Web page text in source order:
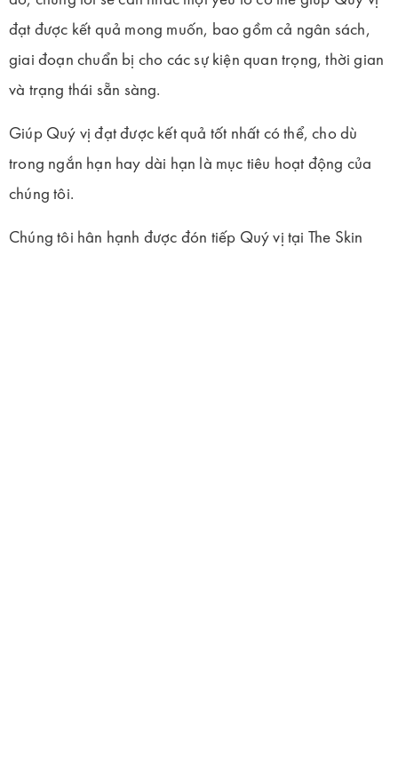
đạt được kết quả mong muốn, bao gồm cả ngân sách,
giai đoạn chuẩn bị cho các sự kiện quan trọng, thời gian
và trạng thái sẵn sàng.
Giúp Quý vị đạt được kết quả tốt nhất có thể, cho dù
trong ngắn hạn hay dài hạn là mục tiêu hoạt động của
chúng tôi.
Chúng tôi hân hạnh được đón tiếp Quý vị tại The Skin